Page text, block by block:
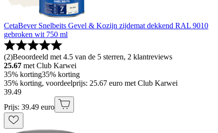
CetaBever Snelbeits Gevel & Kozijn zijdemat dekkend RAL 9010
gebroken wit 750 ml
(2)Beoordeeld met 4.5 van de 5 sterren, 2 klantreviews
25.67 met Club Karwei
35% korting35% korting
35% korting, voordeelprijs: 25.67 euro met Club Karwei
39.49
Prijs: 39.49 euro